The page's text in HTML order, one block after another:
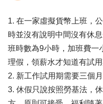
1. 在一家虛擬貨幣上班，
時並沒有說明中間沒有休
班時數為9小時，加班費一
理假，領薪水才知道有試用
2. 新工作試用期需要三個月
3. 休假只說按照勞基法，